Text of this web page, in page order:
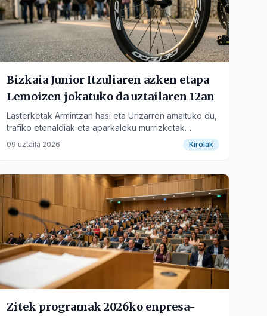
Bizkaia Junior Itzuliaren azken etapa
Lemoizen jokatuko da uztailaren 12an
Lasterketak Armintzan hasi eta Urizarren amaituko du,
trafiko etenaldiak eta aparkaleku murrizketak
eraginez.
09 uztaila 2026 Kirolak
Zitek programak 2026ko enpresa-